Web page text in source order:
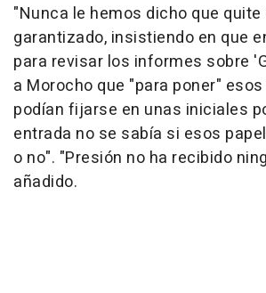
"Nunca le hemos dicho que quite
garantizado, insistiendo en que
para revisar los informes sobre
a Morocho que "para poner"
podían fijarse en unas iniciales
entrada no se sabía si esos
o no". "Presión no ha recibido
añadido.